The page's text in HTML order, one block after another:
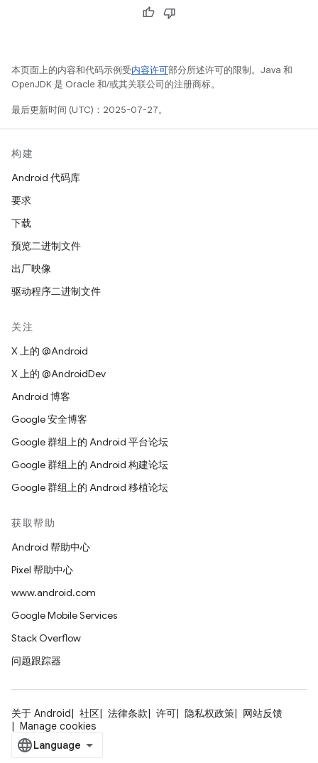
本页面上的内容和代码示例受内容许可部分所述许可的限制。Java 和
OpenJDK 是 Oracle 和/或其关联公司的注册商标。
最后更新时间 (UTC)：2025-07-27。
构建
Android 代码库
要求
下载
预览二进制文件
出厂映像
驱动程序二进制文件
关注
X 上的 @Android
X 上的 @AndroidDev
Android 博客
Google 安全博客
Google 群组上的 Android 平台论坛
Google 群组上的 Android 构建论坛
Google 群组上的 Android 移植论坛
获取帮助
Android 帮助中心
Pixel 帮助中心
www.android.com
Google Mobile Services
Stack Overflow
问题跟踪器
关于 Android 社区 法律条款 许可 隐私权政策
网站反馈
Manage cookies